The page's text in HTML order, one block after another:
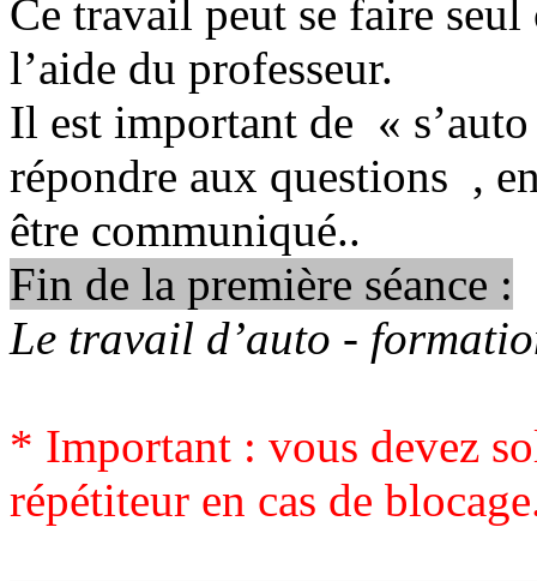
Ce travail peut se faire
l’aide du professeur.
Il est important de «
répondre aux questions ,
être communiqué..
Fin de la première séance :
Le travail d’auto -
* Important : vous devez
répétiteur en cas de